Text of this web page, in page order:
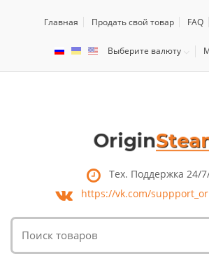
Главная Продать свой товар FAQ
Выберите валюту
Тех. Поддержка 24/
https://vk.com/
товаров: